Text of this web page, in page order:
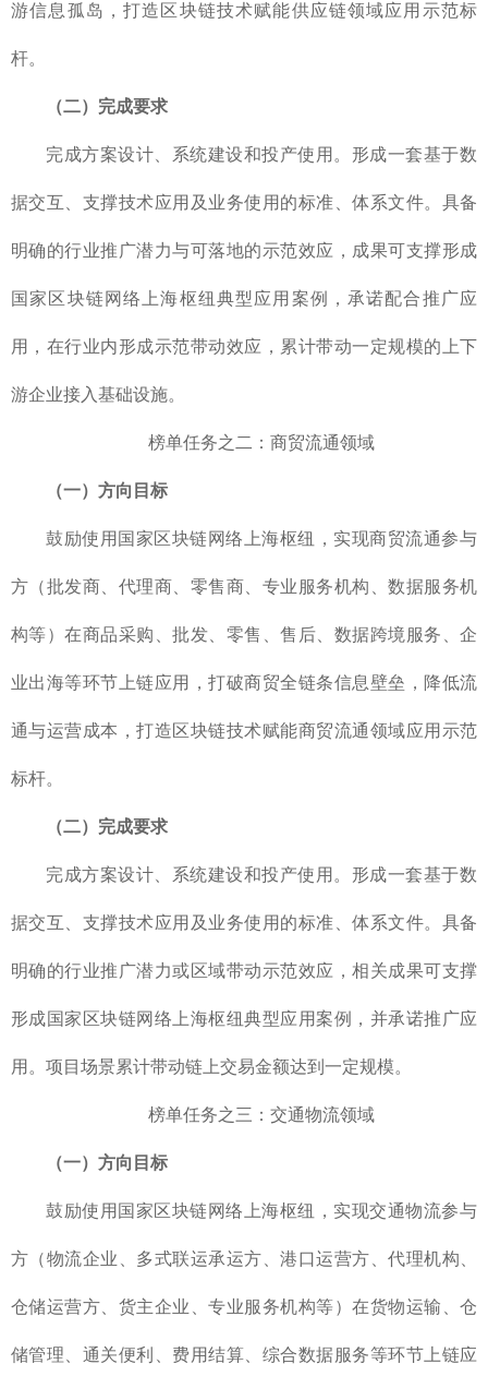
游信息孤岛，打造区块链技术赋能供应链领域应用示范标
杆。
（二）完成要求
完成方案设计、系统建设和投产使用。形成一套基于数
据交互、支撑技术应用及业务使用的标准、体系文件。具备
明确的行业推广潜力与可落地的示范效应，成果可支撑形成
国家区块链网络上海枢纽典型应用案例，承诺配合推广应
用，在行业内形成示范带动效应，累计带动一定规模的上下
游企业接入基础设施。
榜单任务之二：商贸流通领域
（一）方向目标
鼓励使用国家区块链网络上海枢纽，实现商贸流通参与
方（批发商、代理商、零售商、专业服务机构、数据服务机
构等）在商品采购、批发、零售、售后、数据跨境服务、企
业出海等环节上链应用，打破商贸全链条信息壁垒，降低流
通与运营成本，打造区块链技术赋能商贸流通领域应用示范
标杆。
（二）完成要求
完成方案设计、系统建设和投产使用。形成一套基于数
据交互、支撑技术应用及业务使用的标准、体系文件。具备
明确的行业推广潜力或区域带动示范效应，相关成果可支撑
形成国家区块链网络上海枢纽典型应用案例，并承诺推广应
用。项目场景累计带动链上交易金额达到一定规模。
榜单任务之三：交通物流领域
（一）方向目标
鼓励使用国家区块链网络上海枢纽，实现交通物流参与
方（物流企业、多式联运承运方、港口运营方、代理机构、
仓储运营方、货主企业、专业服务机构等）在货物运输、仓
储管理、通关便利、费用结算、综合数据服务等环节上链应